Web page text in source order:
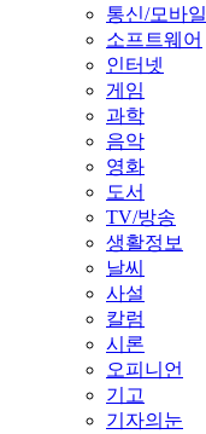
통신/모바일
소프트웨어
인터넷
게임
과학
음악
영화
도서
TV/방송
생활정보
날씨
사설
칼럼
시론
오피니언
기고
기자의눈